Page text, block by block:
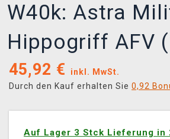
W40k: Astra
Hippogriff AFV
45,92 €
inkl. MwSt.
Durch den Kauf erhalten Sie 0,92
Auf Lager 3 Stck Lieferung in